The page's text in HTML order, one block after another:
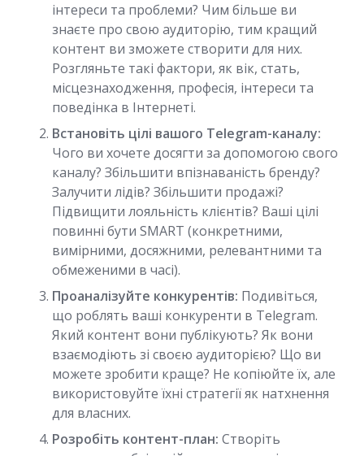
інтереси та проблеми? Чим більше ви
знаєте про свою аудиторію, тим кращий
контент ви зможете створити для них.
Розгляньте такі фактори, як вік, стать,
місцезнаходження, професія, інтереси та
поведінка в Інтернеті.
Встановіть цілі вашого Telegram-каналу:
Чого ви хочете досягти за допомогою свого
каналу? Збільшити впізнаваність бренду?
Залучити лідів? Збільшити продажі?
Підвищити лояльність клієнтів? Ваші цілі
повинні бути SMART (конкретними,
вимірними, досяжними, релевантними та
обмеженими в часі).
Проаналізуйте конкурентів: Подивіться,
що роблять ваші конкуренти в Telegram.
Який контент вони публікують? Як вони
взаємодіють зі своєю аудиторією? Що ви
можете зробити краще? Не копіюйте їх, але
використовуйте їхні стратегії як натхнення
для власних.
Розробіть контент-план: Створіть